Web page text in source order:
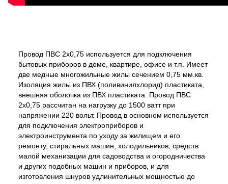
Провод ПВС 2х0,75 используется для подключения
бытовых приборов в доме, квартире, офисе и т.п. Имеет
две медные многожильные жилы сечением 0,75 мм.кв.
Изоляция жилы из ПВХ (поливинилхлорид) пластиката,
внешняя оболочка из ПВХ пластиката. Провод ПВС
2х0,75 рассчитан на нагрузку до 1500 ватт при
напряжении 220 вольт. Провод в основном используется
для подключения электроприборов и
электроинструмента по уходу за жилищем и его
ремонту, стиральных машин, холодильников, средств
малой механизации для садоводства и огородничества
и других подобных машин и приборов, и для
изготовления шнуров удлинительных мощностью до